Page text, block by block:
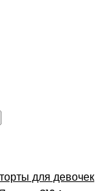
для девочек